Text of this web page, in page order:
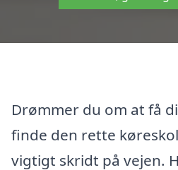
Drømmer du om at få
finde den rette
vigtigt skridt på vejen.